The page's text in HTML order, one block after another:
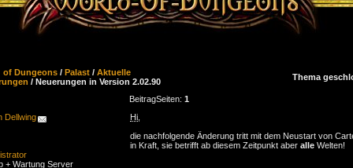
of Dungeons / Palast / Aktuelle
/ Neuerungen in Version 2.02.90 Thema
BeitragSeiten: 1
Dellwing
+ Wartung Server
Hi
die nachfolgende Änderung tritt mit dem Neustart von
in Kraft, sie betrifft ab diesem Zeitpunkt aber alle Welten!